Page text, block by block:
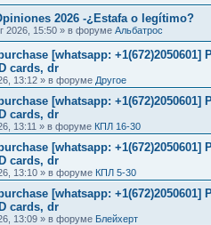
2026 -¿Estafa o legítimo?
2026, 15:50 » в форуме Альбатрос
[whatsapp: +1(672)2050601]
cards, dr
13:12 » в форуме Другое
[whatsapp: +1(672)2050601]
cards, dr
13:11 » в форуме КПЛ 16-30
[whatsapp: +1(672)2050601]
cards, dr
13:10 » в форуме КПЛ 5-30
[whatsapp: +1(672)2050601]
cards, dr
13:09 » в форуме Блейхерт